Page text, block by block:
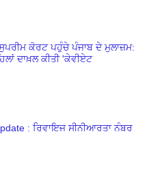
ਸੁਪਰੀਮ ਕੋਰਟ ਪਹੁੰਚੇ ਪੰਜਾਬ ਦੇ ਮੁਲਾਜ਼ਮ:
ਦਾਖ਼ਲ ਕੀਤੀ 'ਕੇਵੀਏਟ
: ਰਿਵਾਇਜ ਸੀਨੀਆਰਤਾ ਨੰਬਰ